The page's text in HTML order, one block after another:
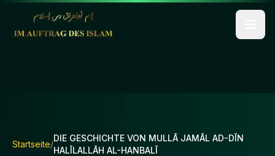
Startseite/
DIE GESCHICHTE VON MULLĀ JAMĀL AD-DĪN
HALĪLALLĀH AL-HANBALĪ